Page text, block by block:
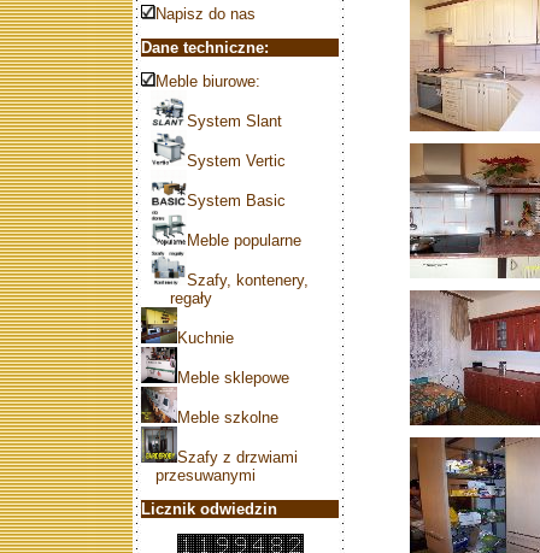
Napisz do nas
Dane techniczne:
Meble biurowe:
System Slant
System Vertic
System Basic
Meble popularne
Szafy, kontenery,
regały
Kuchnie
Meble sklepowe
Meble szkolne
Szafy z drzwiami
przesuwanymi
Licznik odwiedzin